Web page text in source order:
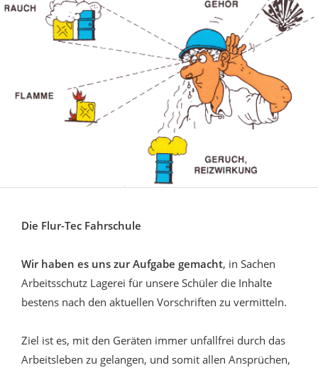
Die Flur-Tec Fahrschule
Wir haben es uns zur Aufgabe gemacht, in Sachen
Arbeitsschutz Lagerei für unsere Schüler die Inhalte
bestens nach den aktuellen Vorschriften zu vermitteln.
Ziel ist es, mit den Geräten immer unfallfrei durch das
Arbeitsleben zu gelangen, und somit allen Ansprüchen,